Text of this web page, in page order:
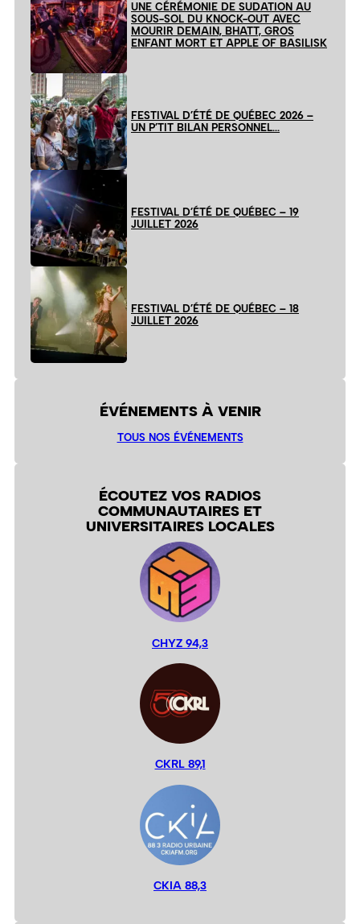
UNE CÉRÉMONIE DE SUDATION AU
SOUS-SOL DU KNOCK-OUT AVEC
MOURIR DEMAIN, BHATT, GROS
ENFANT MORT ET APPLE OF BASILISK
FESTIVAL D’ÉTÉ DE QUÉBEC 2026 –
UN P’TIT BILAN PERSONNEL…
FESTIVAL D’ÉTÉ DE QUÉBEC – 19
JUILLET 2026
FESTIVAL D’ÉTÉ DE QUÉBEC – 18
JUILLET 2026
ÉVÉNEMENTS À VENIR
TOUS NOS ÉVÉNEMENTS
ÉCOUTEZ VOS RADIOS
COMMUNAUTAIRES ET
UNIVERSITAIRES LOCALES
CHYZ 94,3
CKRL 89,1
CKIA 88,3